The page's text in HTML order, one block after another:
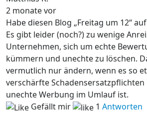
2 monate vor
Habe diesen Blog „Freitag um 12“
Es gibt leider (noch?) zu wenige
Unternehmen, sich um echte
kümmern und unechte zu löschen.
vermutlich nur ändern, wenn es so
verschärfte
unechte Werbung im Umlauf ist.
Gefällt mir
1 Antworten